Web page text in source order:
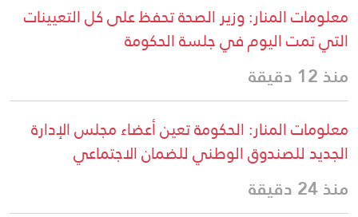
معلومات المنار: وزير الصحة تحفظ على كل التعيينات
التي تمت اليوم في جلسة الحكومة
منذ 12 دقيقة
معلومات المنار: الحكومة تعين أعضاء مجلس الإدارة
الجديد للصندوق الوطني للضمان الاجتماعي
منذ 24 دقيقة